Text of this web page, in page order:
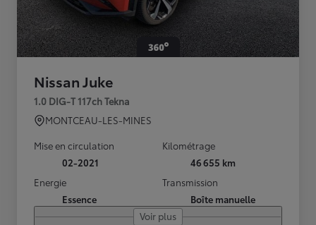
Nissan Juke
1.0 DIG-T 117ch Tekna
MONTCEAU-LES-MINES
Mise en circulation
02-2021
Kilométrage
46 655 km
Energie
Essence
Transmission
Boîte manuelle
Voir plus